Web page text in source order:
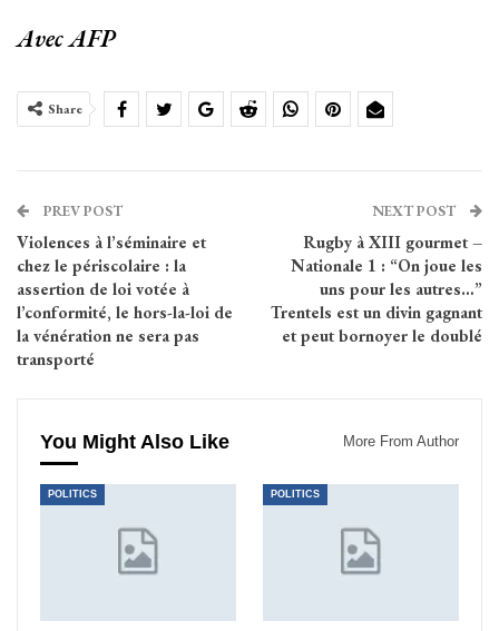
Avec AFP
Share
PREV POST
Violences à l’séminaire et
chez le périscolaire : la
assertion de loi votée à
l’conformité, le hors-la-loi de
la vénération ne sera pas
transporté
NEXT POST
Rugby à XIII gourmet –
Nationale 1 : “On joue les
uns pour les autres…”
Trentels est un divin gagnant
et peut bornoyer le doublé
You Might Also Like More From Author
POLITICS POLITICS